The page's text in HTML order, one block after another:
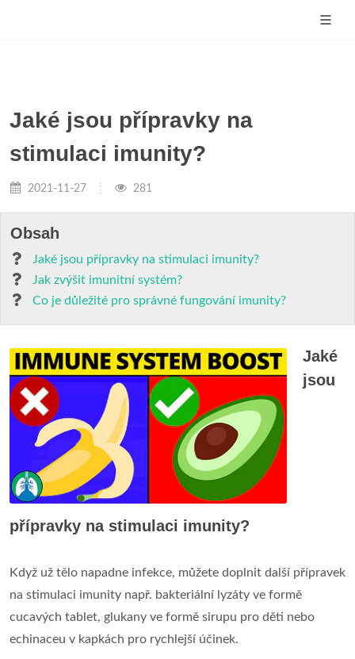
Jaké jsou přípravky na
stimulaci imunity?
2021-11-27 281
Obsah
Jaké jsou přípravky na stimulaci imunity?
Jak zvýšit imunitní systém?
Co je důležité pro správné fungování imunity?
Jaké
jsou
přípravky na stimulaci imunity?
Když už tělo napadne infekce, můžete doplnit další přípravek
na stimulaci imunity např. bakteriální lyzáty ve formě
cucavých tablet, glukany ve formě sirupu pro děti nebo
echinaceu v kapkách pro rychlejší účinek.